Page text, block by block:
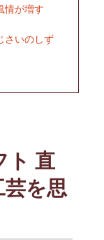
情が増す
さいのしず
ト 直
芸を思